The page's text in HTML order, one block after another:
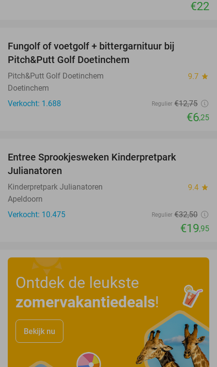
€22
Fungolf of voetgolf + bittergarnituur bij
Pitch&Putt Golf Doetinchem
Pitch&Putt Golf Doetinchem 9.7 star
Doetinchem
Verkocht: 1.688
Regulier €12,75
€6,25
Entree Sprookjesweken Kinderpretpark
Julianatoren
Kinderpretpark Julianatoren 9.4 star
Apeldoorn
Verkocht: 10.475
Regulier €32,50
€19,95
Ontdek de leukste
zomervakantiedeals!
Bekijk nu